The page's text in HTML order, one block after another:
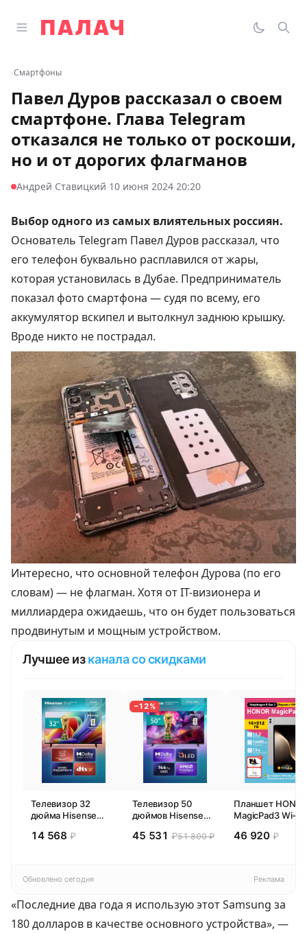
Открыть главное меню
Палач
‹Смартфоны
Павел Дуров рассказал о своем
смартфоне. Глава Telegram
отказался не только от роскоши,
но и от дорогих флагманов
Андрей Ставицкий·10 июня 2024 20:20
Выбор одного из самых влиятельных россиян.
Основатель Telegram Павел Дуров рассказал, что
его телефон буквально расплавился от жары,
которая установилась в Дубае. Предприниматель
показал фото смартфона — судя по всему, его
аккумулятор вскипел и вытолкнул заднюю крышку.
Вроде никто не пострадал.
Интересно, что основной телефон Дурова (по его
словам) — не флагман. Хотя от IT-визионера и
миллиардера ожидаешь, что он будет пользоваться
продвинутым и мощным устройством.
Лучшее изканала со скидками
Телевизор 32
дюйма Hisense
Смарт ТВ HD
14 568 ₽
−12%
Телевизор 50
дюймов Hisense
(2026) Смарт ТВ
45 531 ₽51 800 ₽
Планшет
MagicPad3 Wi-Fi,
Snapdragon 8,
46 920 ₽
Обновлено сегодня Реклама
«Последние два года я использую этот Samsung за
180 долларов в качестве основного устройства», —